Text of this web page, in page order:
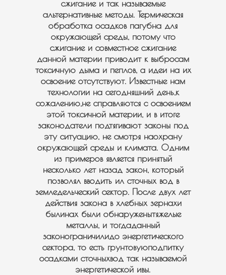
сжигание и так называемые
альтернативные методы. Термическая
обработка осадков пагубна для
окружающей среды, потому что
сжигание и совместное сжигание
данной материи приводит к выбросам
токсичную дыма и пеплов, а идеи на их
освоение отсутствуют. Известные нам
технологии на сегодняшний день,к
сожалению,не справляются с освоением
этой токсичной материи, и в итоге
законодатели подтягивают законы под
эту ситуацию, не смотря наохрану
окружающей среды и климата. Одним
из примеров является принятый
несколько лет назад закон, который
позволял вводить ил сточных вод в
земледельческий сектор. После двух лет
действия закона в хлебных зернахи
былинах были обнаруженытяжелые
металлы, и тогдаданный
законограничилидо энергетического
сектора, то есть грунтовуюподпитку
осадками сточныхвод так называемой
энергетической ивы.